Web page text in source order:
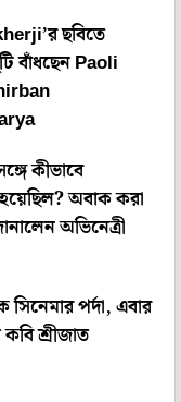
ছবিতে
বাঁধছেন Paoli
কীভাবে
অবাক করা
অভিনেত্রী
সিনেমার পর্দা, এবার
শ্রীজাত